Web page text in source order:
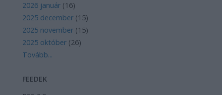
2026 január (16)
2025 december (15)
2025 november (15)
2025 október (26)
Tovább...
FEEDEK